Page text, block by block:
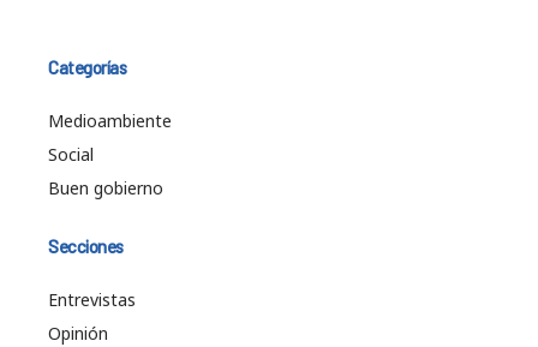
Categorías
Medioambiente
Social
Buen gobierno
Secciones
Entrevistas
Opinión